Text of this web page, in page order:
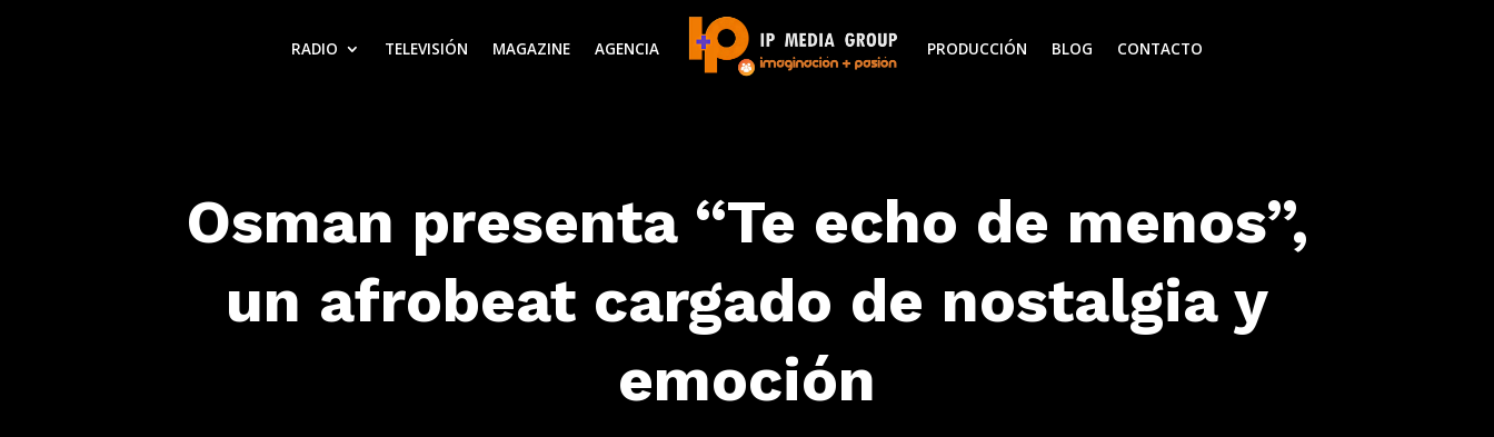
RADIO TELEVISIÓN MAGAZINE AGENCIA PRODUCCIÓN BLOG CONTACTO
Osman presenta “Te echo de menos”,
un afrobeat cargado de nostalgia y
emoción